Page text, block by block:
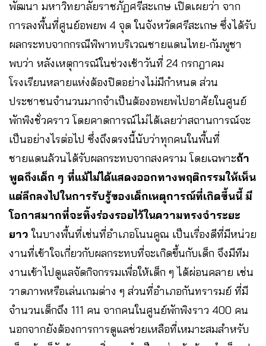
พัฒนา มหาวิทยาลัยราชภัฏศรีสะเกษ เปิดเผยว่า จาก
การลงพื้นที่ศูนย์อพยพ 4 จุด ในจังหวัดศรีสะเกษ ซึ่งได้รับ
ผลกระทบจากกรณีพิพาทบริเวณชายแดนไทย-กัมพูชา
พบว่า หลังเหตุการณ์ในช่วงเช้าวันที่ 24 กรกฎาคม
โรงเรียนหลายแห่งต้องปิดอย่างไม่มีกำหนด ส่วน
ประชาชนจำนวนมากจำเป็นต้องอพยพไปอาศัยในศูนย์
พักพิงชั่วคราว โดยคาดการณ์ไม่ได้เลยว่าสถานการณ์จะ
เป็นอย่างไรต่อไป ซึ่งถึงตรงนี้นับว่าทุกคนในพื้นที่
ชายแดนล้วนได้รับผลกระทบจากสงคราม โดยเฉพาะถ้า
พูดถึงเด็ก ๆ ที่แม้ไม่ได้แสดงออกทางพฤติกรรมให้เห็น
แต่ลึกลงไปในการรับรู้ของเด็กเหตุการณ์ที่เกิดขึ้นนี้ มี
โอกาสมากที่จะทิ้งร่องรอยไว้ในความทรงจำระยะ
ยาว ในบางพื้นที่เช่นที่อำเภอโนนคูณ เป็นเรื่องดีที่มีหน่วย
งานที่เข้าใจเกี่ยวกับผลกระทบที่จะเกิดขึ้นกับเด็ก จึงมีทีม
งานเข้าไปดูแลจัดกิจกรรมเพื่อให้เด็ก ๆ ได้ผ่อนคลาย เช่น
วาดภาพหรือเล่นเกมต่าง ๆ ส่วนที่อำเภอกันทรารมย์ ที่มี
จำนวนเด็กถึง 111 คน จากคนในศูนย์พักพิงราว 400 คน
นอกจากยังต้องการการดูแลช่วยเหลือที่เหมาะสมสำหรับ